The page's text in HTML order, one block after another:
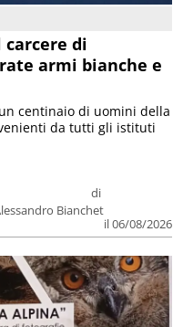
carcere di
armi bianche e
di
Bianchet
il 06/08/2026
centinaio di uomini della
da tutti gli istituti